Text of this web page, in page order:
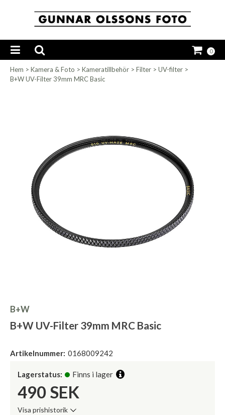
0
Hem > Kamera & Foto > Kameratillbehör > Filter > UV-filter >
B+W UV-Filter 39mm MRC Basic
B+W
B+W UV-Filter 39mm MRC Basic
Artikelnummer: 0168009242
Lagerstatus: Finns i lager
490 SEK
Visa prishistorik